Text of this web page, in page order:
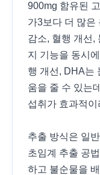
900mg 함유된
가3보다 더 많은
감소, 혈행 개선,
지 기능을 동시
행 개선, DHA는
움을 줄 수 있는
섭취가 효과적
추출 방식은 일
초임계 추출 공
하고 불순물을